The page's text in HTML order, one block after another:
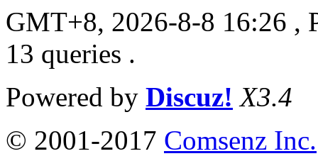
GMT+8, 2026-8-8 16:26 ,
13 queries .
Powered by Discuz! X3.4
© 2001-2017 Comsenz Inc.